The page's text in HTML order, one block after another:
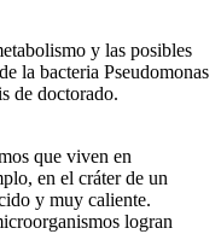
y las posibles
la bacteria Pseudomonas
de doctorado.
que viven en
en el cráter de un
y muy caliente.
logran